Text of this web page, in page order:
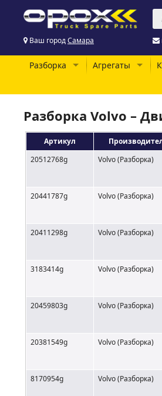
Ваш городСамара
Разборка Агрегаты
Разборка Volvo –
Артикул
20512768g
Volvo (Разборка)
20441787g Volvo (Разборка)
20411298g Volvo (Разборка)
3183414g Volvo (Разборка)
20459803g Volvo (Разборка)
20381549g Volvo (Разборка)
8170954g Volvo (Разборка)